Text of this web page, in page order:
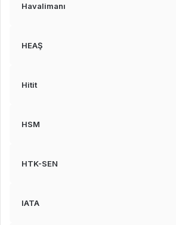
Havalimanı
HEAŞ
Hitit
HSM
HTK-SEN
IATA